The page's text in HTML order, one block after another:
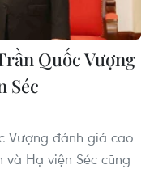
Quốc Vượng
Séc
Vượng đánh giá cao
Hạ viện Séc cũng